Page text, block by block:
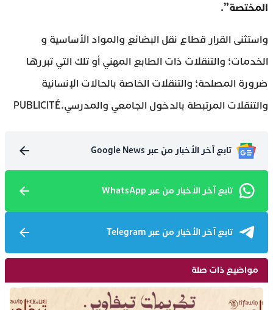
المختصة”.
واستثنى القرار قطاع نقل البضائع والمواد الأساسية و
الخدمات؛ والتنقلات ذات الطابع المهني أو تلك التي تبررها
ضرورة المصلحة؛ والتنقلات الخاصة بالحالات الإنسانية
والتنقلات المرتبطة بالدخول الجامعي والمدرسي.PUBLICITÉ
تابع آخر الأخبار من عبر Google News
تابع آخر الأخبار من عبر WhatsApp
تابع آخر الأخبار من عبر Telegram
مواضيع ذات صلة